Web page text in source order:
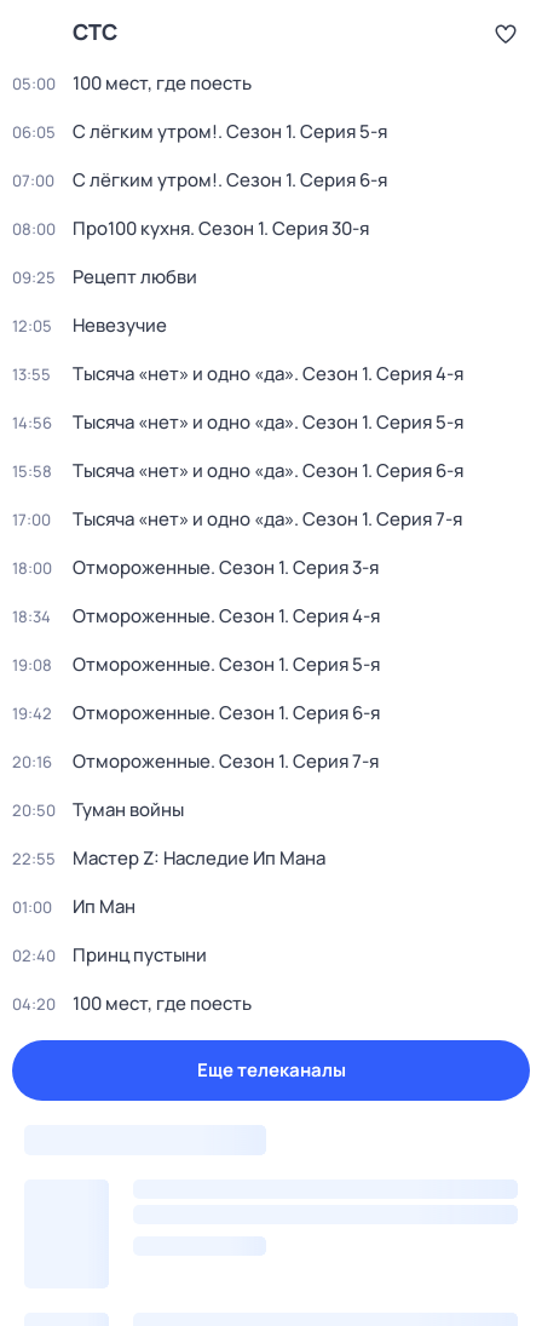
СТС
05:00 100 мест, где поесть
06:05 С лёгким утром!. Сезон 1. Серия 5-я
07:00 С лёгким утром!. Сезон 1. Серия 6-я
08:00 Про100 кухня. Сезон 1. Серия 30-я
09:25 Рецепт любви
12:05 Невезучие
13:55 Тысяча «нет» и одно «да». Сезон 1. Серия 4-я
14:56 Тысяча «нет» и одно «да». Сезон 1. Серия 5-я
15:58 Тысяча «нет» и одно «да». Сезон 1. Серия 6-я
17:00 Тысяча «нет» и одно «да». Сезон 1. Серия 7-я
18:00 Отмороженные. Сезон 1. Серия 3-я
18:34 Отмороженные. Сезон 1. Серия 4-я
19:08 Отмороженные. Сезон 1. Серия 5-я
19:42 Отмороженные. Сезон 1. Серия 6-я
20:16 Отмороженные. Сезон 1. Серия 7-я
20:50 Туман войны
22:55 Мастер Z: Наследие Ип Мана
01:00 Ип Ман
02:40 Принц пустыни
04:20 100 мест, где поесть
Еще телеканалы